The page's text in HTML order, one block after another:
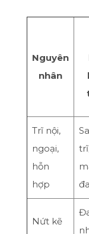
Nguyên
nhân
Trĩ nội,
ngoại,
hỗn
hợp
Nứt kẽ